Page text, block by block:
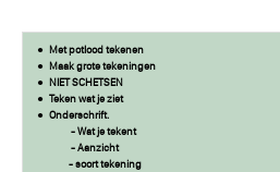
Met potlood tekenen
Maak grote tekeningen
NIET SCHETSEN
Teken wat je ziet
Onderschrift.
- Wat je tekent
- Aanzicht
- soort tekening